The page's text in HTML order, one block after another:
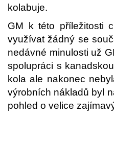
kolabuje.
GM k této příležitosti
využívat žádný se
nedávné minulosti už
spolupráci s
kola ale nakonec
výrobních nákladů byl
pohled o velice